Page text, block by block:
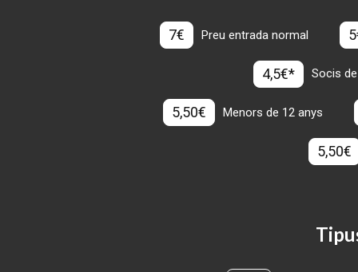
7€ Preu entrada normal
4,5€* Socis
5,50€ Menors de 12 anys
5,50€